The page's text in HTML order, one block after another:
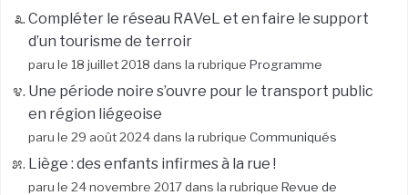
Compléter le réseau RAVeL et en faire le support
d’un tourisme de terroir
paru le 18 juillet 2018 dans la rubrique Programme
Une période noire s’ouvre pour le transport public
en région liégeoise
paru le 29 août 2024 dans la rubrique Communiqués
Liège : des enfants infirmes à la rue !
paru le 24 novembre 2017 dans la rubrique Revue de